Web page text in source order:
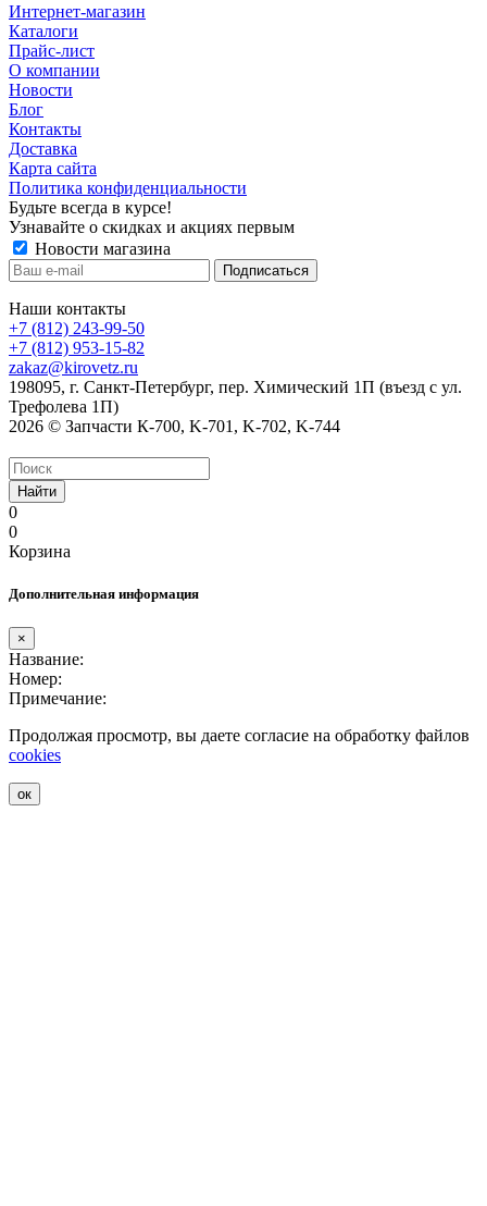
Интернет-магазин
Каталоги
Прайс-лист
О компании
Новости
Блог
Контакты
Доставка
Карта сайта
Политика конфиденциальности
Будьте всегда в курсе!
Узнавайте о скидках и акциях первым
Новости магазина
Наши контакты
+7 (812) 243-99-50
+7 (812) 953-15-82
zakaz@kirovetz.ru
198095, г. Санкт-Петербург, пер. Химический 1П (въезд с ул.
Трефолева 1П)
2026 © Запчасти К-700, K-701, K-702, K-744
Найти
0
0
Корзина
Дополнительная информация
×
Название:
Номер:
Примечание:
Продолжая просмотр, вы даете согласие на обработку файлов
cookies
ок